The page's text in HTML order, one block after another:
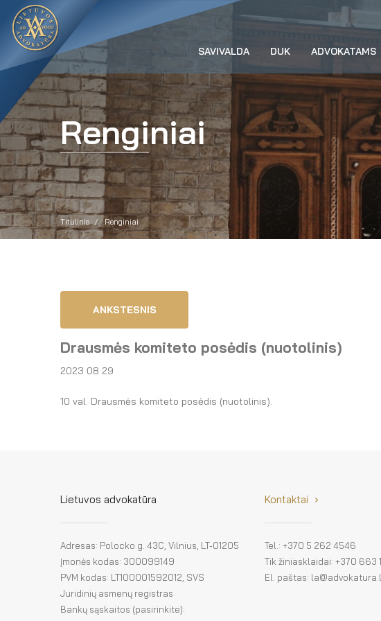
SAVIVALDA DUK ADVOKATAMS
Renginiai
Titulinis Renginiai
ANKSTESNIS
Drausmės komiteto posėdis (nuotolinis)
2023 08 29
10 val. Drausmės komiteto posėdis (nuotolinis).
Lietuvos advokatūra
Adresas: Polocko g. 43C, Vilnius, LT-01205
Įmonės kodas: 300099149
PVM kodas: LT100001592012, SVS
Juridinių asmenų registras
Bankų sąskaitos (pasirinkite):
Kontaktai
Tel.: +370 5 262 4546
Tik žiniasklaidai: +370 663
El. paštas: